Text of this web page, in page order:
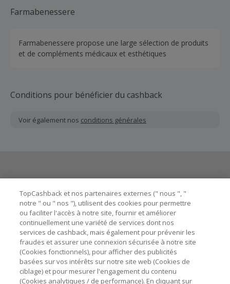
Farmabenessere
Farmabenessere propose une large sélection de produits
et de compléments médicaux et esthétiques
Conditions pour bénéficier du cashback
Voir également nos conditions générales
Astuces pour économiser
A propos de
Contactez-nous
TopCashback et nos partenaires externes (" nous ", "
notre " ou " nos "), utilisent des cookies pour permettre
ou faciliter l'accès à notre site, fournir et améliorer
continuellement une variété de services dont nos
services de cashback, mais également pour prévenir les
fraudes et assurer une connexion sécurisée à notre site
(Cookies fonctionnels), pour afficher des publicités
basées sur vos intérêts sur notre site web (Cookies de
ciblage) et pour mesurer l'engagement du contenu
(Cookies analytiques / de performance). En cliquant sur